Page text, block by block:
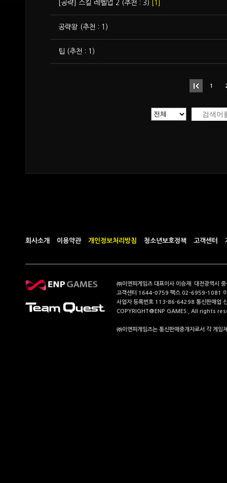
[공략] 스킬 레벨업 2 (추천 : 3) [1]
공략왕 (추천 : 1)
팁 (추천 : 1)
1
회사소개 이용약관 개인정보처리방침 청소년보호정책 고객센터
㈜이엔피게임즈 대표이사 이승재 대전광역시
고객센터 1644-0759 팩스 02-6959-1081
사업자 등록번호 113-86-64298 통신판매업
COPYRIGHT@ENP GAMES., All rights
㈜이엔피게임즈는 통신판매중개자로서 각 게임